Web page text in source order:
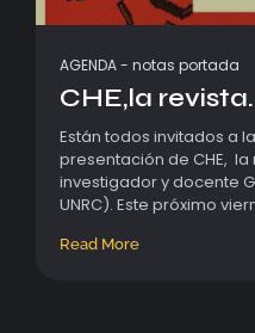
AGENDA- notas portada
CHE,la
Están todos invitados a
presentación de CHE,
investigador y docente
UNRC). Este próximo
Read More